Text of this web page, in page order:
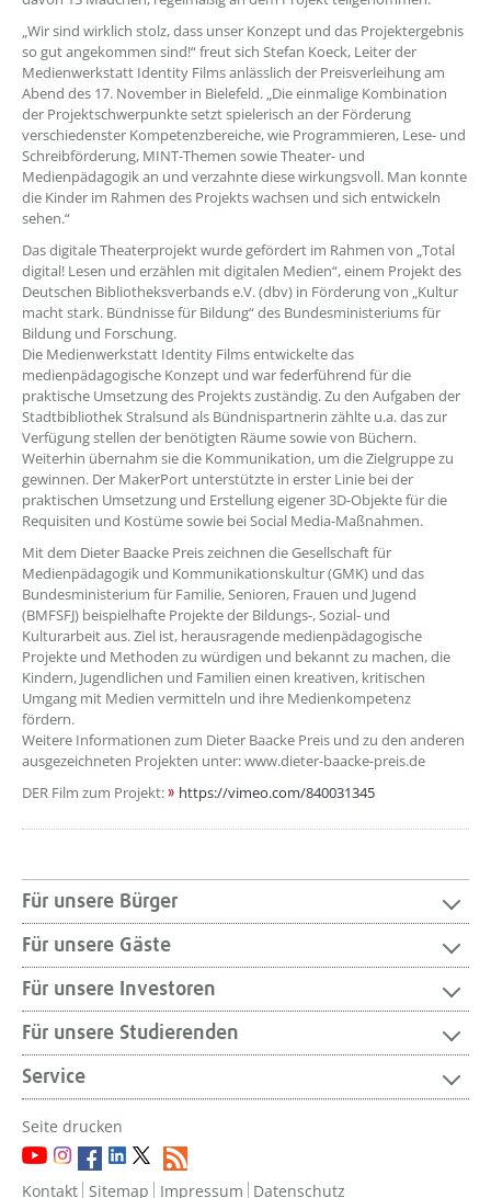
„Wir sind wirklich stolz, dass unser Konzept und das Projektergebnis
so gut angekommen sind!“ freut sich Stefan Koeck, Leiter der
Medienwerkstatt Identity Films anlässlich der Preisverleihung am
Abend des 17. November in Bielefeld. „Die einmalige Kombination
der Projektschwerpunkte setzt spielerisch an der Förderung
verschiedenster Kompetenzbereiche, wie Programmieren, Lese- und
Schreibförderung, MINT-Themen sowie Theater- und
Medienpädagogik an und verzahnte diese wirkungsvoll. Man konnte
die Kinder im Rahmen des Projekts wachsen und sich entwickeln
sehen.“
Das digitale Theaterprojekt wurde gefördert im Rahmen von „Total
digital! Lesen und erzählen mit digitalen Medien“, einem Projekt des
Deutschen Bibliotheksverbands e.V. (dbv) in Förderung von „Kultur
macht stark. Bündnisse für Bildung“ des Bundesministeriums für
Bildung und Forschung.
Die Medienwerkstatt Identity Films entwickelte das
medienpädagogische Konzept und war federführend für die
praktische Umsetzung des Projekts zuständig. Zu den Aufgaben der
Stadtbibliothek Stralsund als Bündnispartnerin zählte u.a. das zur
Verfügung stellen der benötigten Räume sowie von Büchern.
Weiterhin übernahm sie die Kommunikation, um die Zielgruppe zu
gewinnen. Der MakerPort unterstützte in erster Linie bei der
praktischen Umsetzung und Erstellung eigener 3D-Objekte für die
Requisiten und Kostüme sowie bei Social Media-Maßnahmen.
Mit dem Dieter Baacke Preis zeichnen die Gesellschaft für
Medienpädagogik und Kommunikationskultur (GMK) und das
Bundesministerium für Familie, Senioren, Frauen und Jugend
(BMFSFJ) beispielhafte Projekte der Bildungs-, Sozial- und
Kulturarbeit aus. Ziel ist, herausragende medienpädagogische
Projekte und Methoden zu würdigen und bekannt zu machen, die
Kindern, Jugendlichen und Familien einen kreativen, kritischen
Umgang mit Medien vermitteln und ihre Medienkompetenz
fördern.
Weitere Informationen zum Dieter Baacke Preis und zu den anderen
ausgezeichneten Projekten unter: www.dieter-baacke-preis.de
DER Film zum Projekt:
https://vimeo.com/840031345
Für unsere Bürger
Für unsere Gäste
Für unsere Investoren
Für unsere Studierenden
Service
Seite drucken
Kontakt Sitemap Impressum Datenschutz